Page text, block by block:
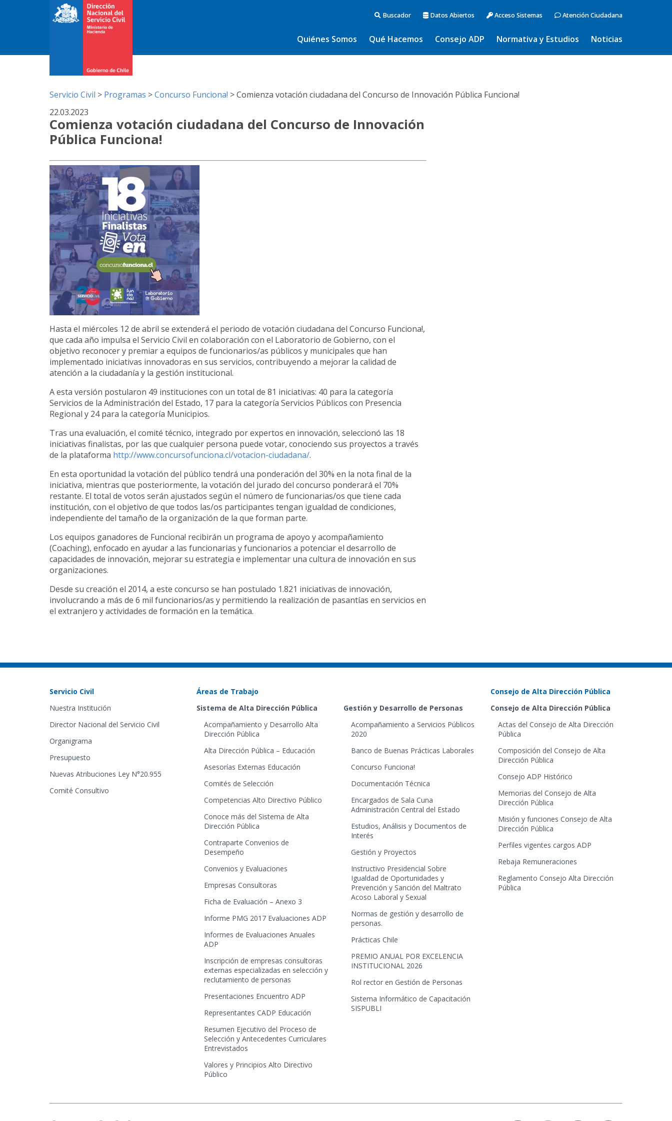
Buscador Datos Abiertos Acceso Sistemas Atención Ciudadana
Quiénes Somos Qué Hacemos Consejo ADP Normativa y Estudios Noticias
Servicio Civil > Programas >Concurso Funciona! >Comienza votación ciudadana del Concurso de Innovación Pública Funciona!
22.03.2023
Comienza votación ciudadana del Concurso de Innovación
Pública Funciona!
Hasta el miércoles 12 de abril se extenderá el periodo de votación ciudadana del Concurso Funciona!,
que cada año impulsa el Servicio Civil en colaboración con el Laboratorio de Gobierno, con el
objetivo reconocer y premiar a equipos de funcionarios/as públicos y municipales que han
implementado iniciativas innovadoras en sus servicios, contribuyendo a mejorar la calidad de
atención a la ciudadanía y la gestión institucional.
A esta versión postularon 49 instituciones con un total de 81 iniciativas: 40 para la categoría
Servicios de la Administración del Estado, 17 para la categoría Servicios Públicos con Presencia
Regional y 24 para la categoría Municipios.
Tras una evaluación, el comité técnico, integrado por expertos en innovación, seleccionó las 18
iniciativas finalistas, por las que cualquier persona puede votar, conociendo sus proyectos a través
de la plataforma http://www.concursofunciona.cl/votacion-ciudadana/.
En esta oportunidad la votación del público tendrá una ponderación del 30% en la nota final de la
iniciativa, mientras que posteriormente, la votación del jurado del concurso ponderará el 70%
restante. El total de votos serán ajustados según el número de funcionarias/os que tiene cada
institución, con el objetivo de que todos las/os participantes tengan igualdad de condiciones,
independiente del tamaño de la organización de la que forman parte.
Los equipos ganadores de Funciona! recibirán un programa de apoyo y acompañamiento
(Coaching), enfocado en ayudar a las funcionarias y funcionarios a potenciar el desarrollo de
capacidades de innovación, mejorar su estrategia e implementar una cultura de innovación en sus
organizaciones.
Desde su creación el 2014, a este concurso se han postulado 1.821 iniciativas de innovación,
involucrando a más de 6 mil funcionarios/as y permitiendo la realización de pasantías en servicios en
el extranjero y actividades de formación en la temática.
Servicio Civil
Nuestra Institución
Director Nacional del Servicio Civil
Organigrama
Presupuesto
Nuevas Atribuciones Ley N°20.955
Comité Consultivo
Áreas de Trabajo
Sistema de Alta Dirección Pública
Acompañamiento y Desarrollo Alta
Dirección Pública
Alta Dirección Pública – Educación
Asesorías Externas Educación
Comités de Selección
Competencias Alto Directivo Público
Conoce más del Sistema de Alta
Dirección Pública
Contraparte Convenios de
Desempeño
Convenios y Evaluaciones
Empresas Consultoras
Ficha de Evaluación – Anexo 3
Informe PMG 2017 Evaluaciones ADP
Informes de Evaluaciones Anuales
ADP
Inscripción de empresas consultoras
externas especializadas en selección y
reclutamiento de personas
Presentaciones Encuentro ADP
Representantes CADP Educación
Resumen Ejecutivo del Proceso de
Selección y Antecedentes Curriculares
Entrevistados
Valores y Principios Alto Directivo
Público
Gestión y Desarrollo de Personas
Acompañamiento a Servicios Públicos
2020
Banco de Buenas Prácticas Laborales
Concurso Funciona!
Documentación Técnica
Encargados de Sala Cuna
Administración Central del Estado
Estudios, Análisis y Documentos de
Interés
Gestión y Proyectos
Instructivo Presidencial Sobre
Igualdad de Oportunidades y
Prevención y Sanción del Maltrato
Acoso Laboral y Sexual
Normas de gestión y desarrollo de
personas.
Prácticas Chile
PREMIO ANUAL POR EXCELENCIA
INSTITUCIONAL 2026
Rol rector en Gestión de Personas
Sistema Informático de Capacitación
SISPUBLI
Consejo de Alta Dirección Pública
Consejo de Alta Dirección Pública
Actas del Consejo de Alta Dirección
Pública
Composición del Consejo de Alta
Dirección Pública
Consejo ADP Histórico
Memorias del Consejo de Alta
Dirección Pública
Misión y funciones Consejo de Alta
Dirección Pública
Perfiles vigentes cargos ADP
Rebaja Remuneraciones
Reglamento Consejo Alta Dirección
Pública